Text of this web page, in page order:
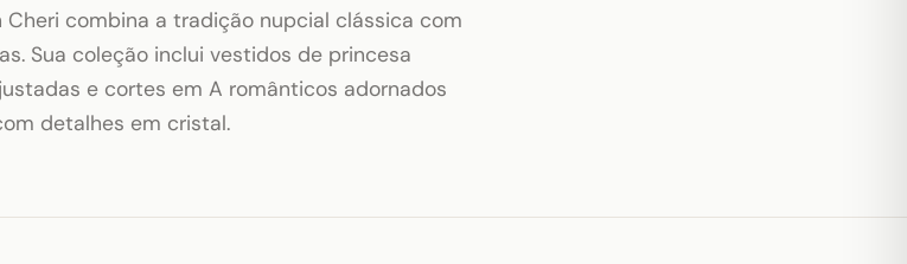
Cheri combina a tradição nupcial clássica com
Sua coleção inclui vestidos de princesa
e cortes em A românticos adornados
detalhes em cristal.